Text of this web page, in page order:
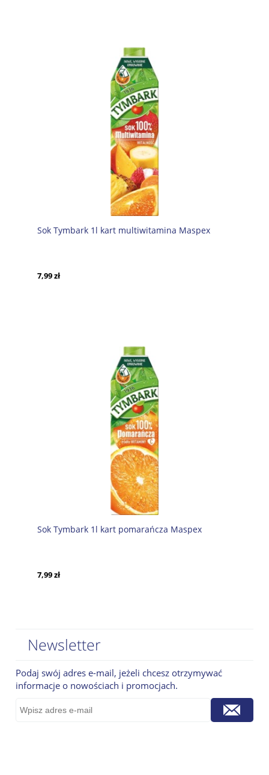
Sok Tymbark 1l kart multiwitamina Maspex
7,99 zł
Sok Tymbark 1l kart pomarańcza Maspex
7,99 zł
Newsletter
Podaj swój adres e-mail, jeżeli chcesz otrzymywać
informacje o nowościach i promocjach.